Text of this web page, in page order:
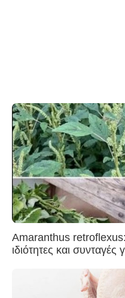
Amaranthus
ιδιότητες και συνταγές